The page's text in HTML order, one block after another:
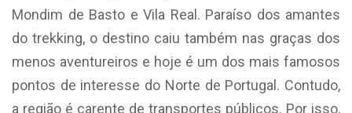
Mondim de Basto e Vila Real. Paraíso dos amantes
do trekking, o destino caiu também nas graças dos
menos aventureiros e hoje é um dos mais famosos
pontos de interesse do Norte de Portugal. Contudo,
a região é carente de transportes públicos. Por isso,